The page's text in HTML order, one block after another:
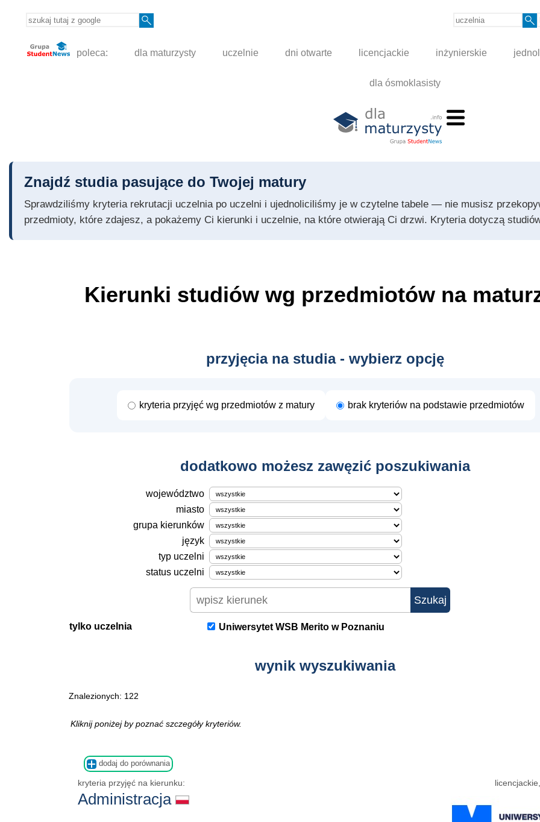
poleca: dla maturzysty uczelnie dni otwarte licencjackie inżynierskie
dla ósmoklasisty
Znajdź studia pasujące do Twojej matury
Sprawdziliśmy kryteria rekrutacji uczelnia po uczelni i ujednoliciliśmy je w czytelne tabele — nie musisz
przedmioty, które zdajesz, a pokażemy Ci kierunki i uczelnie, na które otwierają Ci drzwi. Kryteria dotyczą
Kierunki studiów wg przedmiotów na
przyjęcia na studia - wybierz opcję
kryteria przyjęć wg przedmiotów z matury brak kryteriów na podstawie przedmiotów
dodatkowo możesz zawęzić poszukiwania
województwo
miasto
grupa kierunków
język
typ uczelni
status uczelni
tylko uczelnia Uniwersytet WSB Merito w Poznaniu
wynik wyszukiwania
Znalezionych: 122
Kliknij poniżej by poznać szczegóły kryteriów.
dodaj do porównania
kryteria przyjęć na kierunku:
Administracja